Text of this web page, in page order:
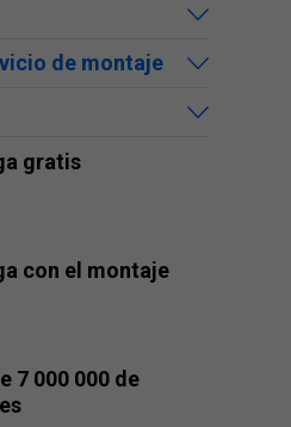
de montaje
gratis
con el montaje
7 000 000 de